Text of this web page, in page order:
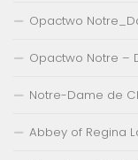
Opactwo
Opactwo Notre –
Notre-Dame de
Abbey of Regina